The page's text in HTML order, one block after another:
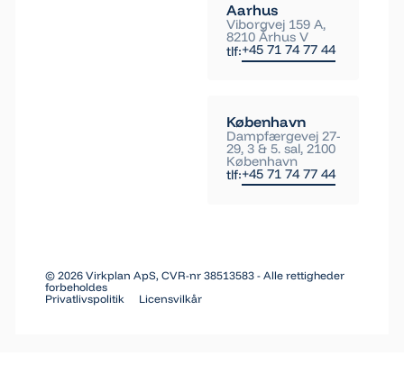
Aarhus
Viborgvej 159 A,
8210 Århus V
tlf:+45 71 74 77 44
København
Dampfærgevej 27-
29, 3 & 5. sal, 2100
København
tlf:+45 71 74 77 44
©2026 Virkplan ApS, CVR-nr 38513583 - Alle rettigheder
forbeholdes
Privatlivspolitik
Licensvilkår